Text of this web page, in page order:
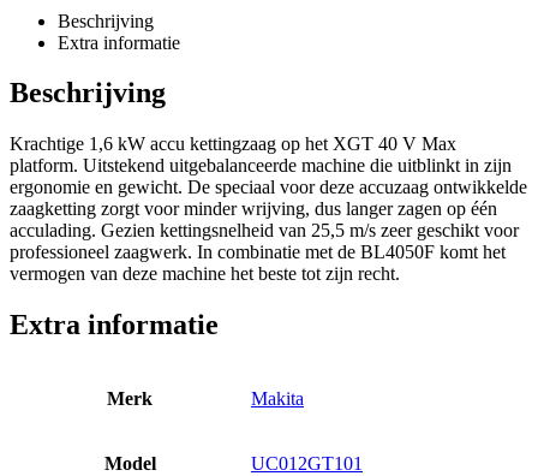
Beschrijving
Extra informatie
Beschrijving
Krachtige 1,6 kW accu kettingzaag op het XGT 40 V Max
platform. Uitstekend uitgebalanceerde machine die uitblinkt in zijn
ergonomie en gewicht. De speciaal voor deze accuzaag ontwikkelde
zaagketting zorgt voor minder wrijving, dus langer zagen op één
acculading. Gezien kettingsnelheid van 25,5 m/s zeer geschikt voor
professioneel zaagwerk. In combinatie met de BL4050F komt het
vermogen van deze machine het beste tot zijn recht.
Extra informatie
Merk Makita
Model UC012GT101